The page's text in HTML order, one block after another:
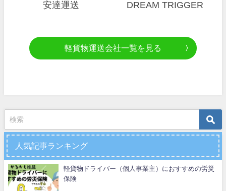
安達運送 DREAM TRIGGER
軽貨物運送会社一覧を見る
人気記事ランキング
軽貨物ドライバー（個人事業主）におすすめの労災
保険